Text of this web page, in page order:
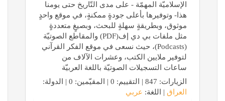
الإسلاميّة المهمّة - على مدى التّاريخ حتى يومنا
هذا- وتوفيرها بأعلى جودةٍ ممكنةٍ، في موقع واحدٍ
موثوق، وبطريقةٍ سهلةٍ للبحث، وبصيغٍ متعددةٍ
مثل ملفات بي دي إف(PDF) والمقاطع الصوتيّة
(Podcasts)، حيث نسعى في موقع الفكر القرآني
لتوفير ملايين الكتب، وعشرات الآلاف من
ساعات التسجيلات الصوتيّة باللغة العربيّة
الزيارات: 847 | التقييم: 0 | المقيّمين: 0 | الدولة:
العراق | اللغة: عربي